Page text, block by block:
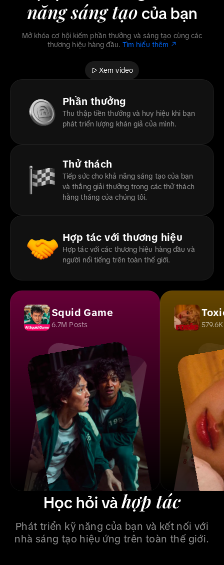
năng sáng tạo của bạn
Mở khóa cơ hội kiếm phần thưởng và sáng tạo cùng các
thương hiệu hàng đầu. Tìm hiểu thêm
Xem video
Phần thưởng
Thu thập tiền thưởng và huy hiệu khi bạn
phát triển lượng khán giả của mình.
Thử thách
Tiếp sức cho khả năng sáng tạo của bạn
và thắng giải thưởng trong các thử thách
hằng tháng của chúng tôi.
Hợp tác với thương hiệu
Hợp tác với các thương hiệu hàng đầu và
người nổi tiếng trên toàn thế giới.
Squid Game
6.7M Posts
Học hỏi vàhợp tác
Phát triển kỹ năng của bạn và kết nối với
nhà sáng tạo hiệu ứng trên toàn thế giới.